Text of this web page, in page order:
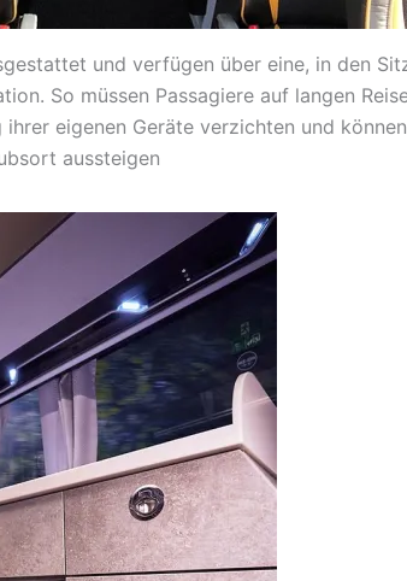
und verfügen über eine, in den
So müssen Passagiere auf langen
eigenen Geräte verzichten und
aussteigen